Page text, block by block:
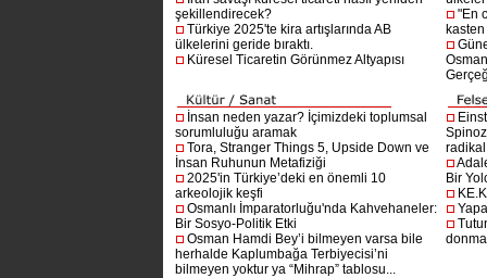
şekillendirecek?
Türkiye 2025'te kira artışlarında AB
ülkelerini geride bıraktı.
Küresel Ticaretin Görünmez Altyapısı
"En
İnsan neden yazar? İçimizdeki toplumsal
sorumluluğu aramak
Tora, Stranger Things 5, Upside Down ve
İnsan Ruhunun Metafiziği
2025'in Türkiye’deki en önemli 10
arkeolojik keşfi
Osmanlı İmparatorluğu'nda Kahvehaneler:
Bir Sosyo-Politik Etki
Osman Hamdi Bey’i bilmeyen varsa bile
herhalde Kaplumbağa Terbiyecisi’ni
bilmeyen yoktur ya “Mihrap” tablosu...
Bir